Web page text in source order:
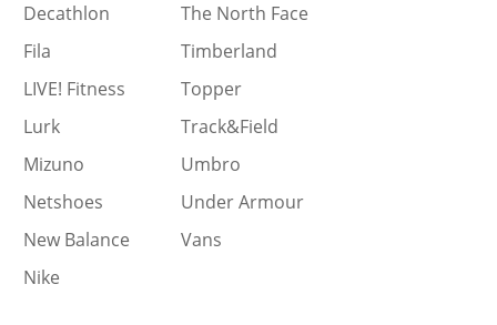
Decathlon
The North Face
Fila
Timberland
LIVE! Fitness
Topper
Lurk
Track&Field
Mizuno
Umbro
Netshoes
Under Armour
New Balance
Vans
Nike